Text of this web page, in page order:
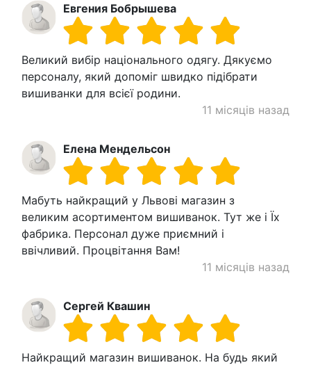
Евгения Бобрышева
Великий вибір національного одягу. Дякуємо
персоналу, який допоміг швидко підібрати
вишиванки для всієї родини.
11 місяців назад
Елена Мендельсон
Мабуть найкращий у Львові магазин з
великим асортиментом вишиванок. Тут же і Їх
фабрика. Персонал дуже приємний і
ввічливий. Процвітання Вам!
11 місяців назад
Сергей Квашин
Найкращий магазин вишиванок. На будь який